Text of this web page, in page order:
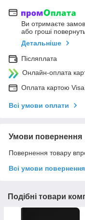
Ви отримаєте
або гроші
Детальніше
Післяплата
Онлайн-оплата
Оплата картою
Всі умови оплати
Умови повернення
Повернення товару
Всі умови повернення
Подібні товари